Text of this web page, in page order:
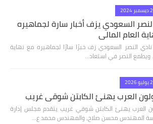
السعودي يزف أخبار سارة لجماهيره
العام المالي
النصر السعودي زف خبرًا سارًا لجماهيره مع نهاية
العرب يهنئ الكابتن شوقي غريب
العرب يهنئ الكابتن شوقي غريب يتقدم مجلس إدارة
المهندس محسن صلاح، والمهندس محمد ع…